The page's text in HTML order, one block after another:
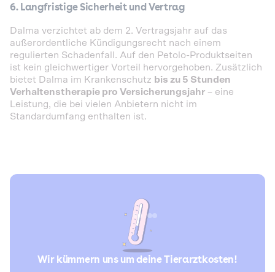
6. Langfristige Sicherheit und Vertrag
Dalma verzichtet ab dem 2. Vertragsjahr auf das
außerordentliche Kündigungsrecht nach einem
regulierten Schadenfall. Auf den Petolo-Produktseiten
ist kein gleichwertiger Vorteil hervorgehoben. Zusätzlich
bietet Dalma im Krankenschutz bis zu 5 Stunden
Verhaltenstherapie pro Versicherungsjahr – eine
Leistung, die bei vielen Anbietern nicht im
Standardumfang enthalten ist.
Wir kümmern uns um deine Tierarztkosten!